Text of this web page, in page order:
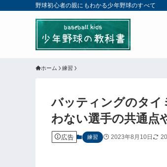
野球初心者の親にもわかる少年野球のすべて
ホーム 練習
バッティングのタイ
わない選手の共通点
広告 練習 2023年8月10日